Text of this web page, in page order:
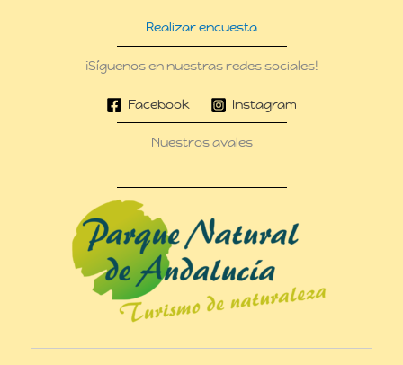
Realizar encuesta
¡Síguenos en nuestras redes sociales!
Facebook Instagram
Nuestros avales